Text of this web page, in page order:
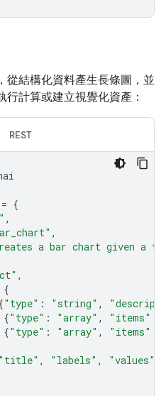
從結構化資料產生長條圖，並
計算或建立視覺化資產：
REST
= {
,
,
a bar chart given a
,
{
"type" : "string" ,
{"type" : "array" , "items"
{"type" : "array" , "items"
"title" , "labels" , "values"